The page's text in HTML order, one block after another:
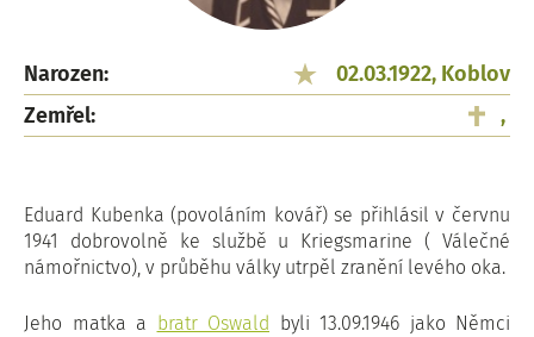
Narozen:
02.03.1922, Koblov
Zemřel:
,
Eduard Kubenka (povoláním kovář) se přihlásil v červnu
1941 dobrovolně ke službě u Kriegsmarine ( Válečné
námořnictvo), v průběhu války utrpěl zranění levého oka.
Jeho matka a bratr Oswald byli 13.09.1946 jako Němci